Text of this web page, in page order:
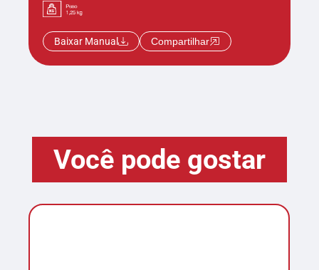
Baixar Manual Compartilhar
Você pode gostar